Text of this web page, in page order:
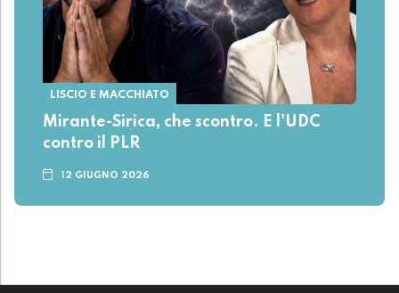
LISCIO E MACCHIATO
Mirante-Sirica, che scontro. E l'UDC
contro il PLR
12 GIUGNO 2026